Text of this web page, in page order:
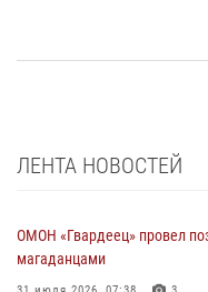
ЛЕНТА НОВОСТЕЙ
ОМОН «Гвардеец» провел
магаданцами